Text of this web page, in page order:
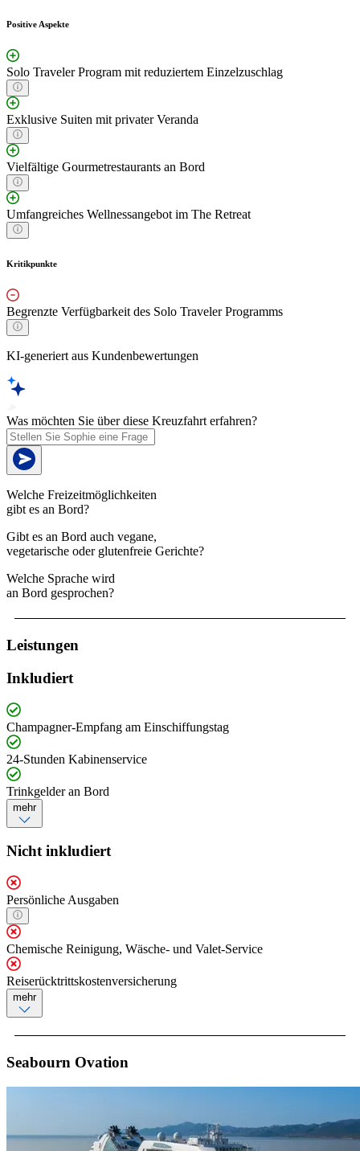
Positive Aspekte
Solo Traveler Program mit reduziertem Einzelzuschlag
Exklusive Suiten mit privater Veranda
Vielfältige Gourmetrestaurants an Bord
Umfangreiches Wellnessangebot im The Retreat
Kritikpunkte
Begrenzte Verfügbarkeit des Solo Traveler Programms
KI-generiert aus Kundenbewertungen
Was möchten Sie über diese Kreuzfahrt erfahren?
Welche Freizeitmöglichkeiten
gibt es an Bord?
Gibt es an Bord auch vegane,
vegetarische oder glutenfreie Gerichte?
Welche Sprache wird
an Bord gesprochen?
Leistungen
Inkludiert
Champagner-Empfang am Einschiffungstag
24-Stunden Kabinenservice
Trinkgelder an Bord
mehr
Nicht inkludiert
Persönliche Ausgaben
Chemische Reinigung, Wäsche- und Valet-Service
Reiserücktrittskostenversicherung
mehr
Seabourn Ovation